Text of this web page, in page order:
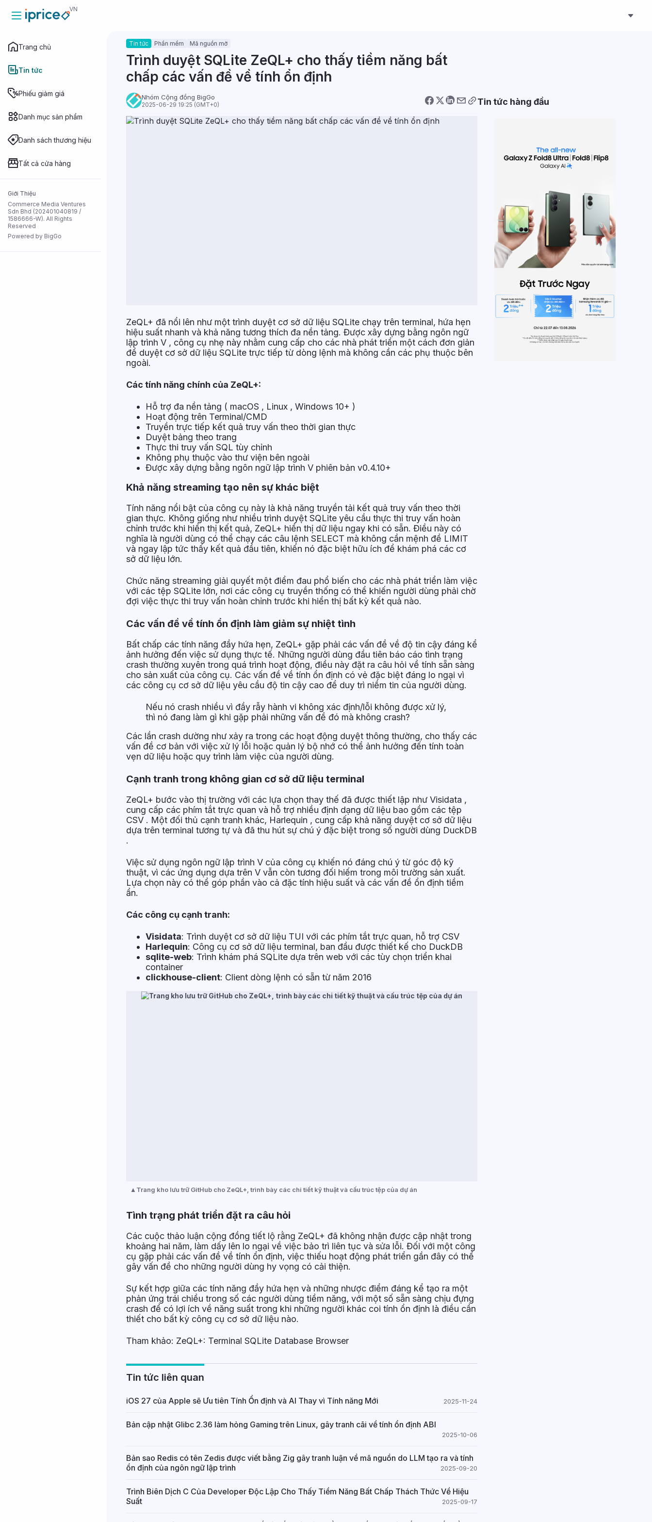
VN
Trang chủ
Tin tức
Phiếu giảm giá
Danh mục sản phẩm
Danh sách thương hiệu
Tất cả cửa hàng
Giới Thiệu
Commerce Media Ventures
Sdn Bhd (202401040819 /
1586666-W). All Rights
Reserved
Powered by BigGo
Tin tức
Phiếu giảm
phẩm
Danh sách
thương hiệu
Tất cả cửa
Tin tức Phần mềm Mã nguồn mở
Trình duyệt SQLite ZeQL+ cho thấy tiềm năng bất
chấp các vấn đề về tính ổn định
Nhóm Cộng đồng BigGo
2025-06-29 19:25 (GMT+0)
ZeQL+ đã nổi lên như một trình duyệt cơ sở dữ liệu SQLite chạy trên terminal, hứa hẹn
hiệu suất nhanh và khả năng tương thích đa nền tảng. Được xây dựng bằng ngôn ngữ
lập trình V , công cụ nhẹ này nhằm cung cấp cho các nhà phát triển một cách đơn giản
để duyệt cơ sở dữ liệu SQLite trực tiếp từ dòng lệnh mà không cần các phụ thuộc bên
ngoài.
Các tính năng chính của ZeQL+:
Hỗ trợ đa nền tảng ( macOS , Linux , Windows 10+ )
Hoạt động trên Terminal/CMD
Truyền trực tiếp kết quả truy vấn theo thời gian thực
Duyệt bảng theo trang
Thực thi truy vấn SQL tùy chỉnh
Không phụ thuộc vào thư viện bên ngoài
Được xây dựng bằng ngôn ngữ lập trình V phiên bản v0.4.10+
Khả năng streaming tạo nên sự khác biệt
Tính năng nổi bật của công cụ này là khả năng truyền tải kết quả truy vấn theo thời
gian thực. Không giống như nhiều trình duyệt SQLite yêu cầu thực thi truy vấn hoàn
chỉnh trước khi hiển thị kết quả, ZeQL+ hiển thị dữ liệu ngay khi có sẵn. Điều này có
nghĩa là người dùng có thể chạy các câu lệnh SELECT mà không cần mệnh đề LIMIT
và ngay lập tức thấy kết quả đầu tiên, khiến nó đặc biệt hữu ích để khám phá các cơ
sở dữ liệu lớn.
Chức năng streaming giải quyết một điểm đau phổ biến cho các nhà phát triển làm việc
với các tệp SQLite lớn, nơi các công cụ truyền thống có thể khiến người dùng phải chờ
đợi việc thực thi truy vấn hoàn chỉnh trước khi hiển thị bất kỳ kết quả nào.
Các vấn đề về tính ổn định làm giảm sự nhiệt tình
Bất chấp các tính năng đầy hứa hẹn, ZeQL+ gặp phải các vấn đề về độ tin cậy đáng kể
ảnh hưởng đến việc sử dụng thực tế. Những người dùng đầu tiên báo cáo tình trạng
crash thường xuyên trong quá trình hoạt động, điều này đặt ra câu hỏi về tính sẵn sàng
cho sản xuất của công cụ. Các vấn đề về tính ổn định có vẻ đặc biệt đáng lo ngại vì
các công cụ cơ sở dữ liệu yêu cầu độ tin cậy cao để duy trì niềm tin của người dùng.
Nếu nó crash nhiều vì đầy rẫy hành vi không xác định/lỗi không được xử lý,
thì nó đang làm gì khi gặp phải những vấn đề đó mà không crash?
Các lần crash dường như xảy ra trong các hoạt động duyệt thông thường, cho thấy các
vấn đề cơ bản với việc xử lý lỗi hoặc quản lý bộ nhớ có thể ảnh hưởng đến tính toàn
vẹn dữ liệu hoặc quy trình làm việc của người dùng.
Cạnh tranh trong không gian cơ sở dữ liệu terminal
ZeQL+ bước vào thị trường với các lựa chọn thay thế đã được thiết lập như Visidata ,
cung cấp các phím tắt trực quan và hỗ trợ nhiều định dạng dữ liệu bao gồm các tệp
CSV . Một đối thủ cạnh tranh khác, Harlequin , cung cấp khả năng duyệt cơ sở dữ liệu
dựa trên terminal tương tự và đã thu hút sự chú ý đặc biệt trong số người dùng DuckDB
.
Việc sử dụng ngôn ngữ lập trình V của công cụ khiến nó đáng chú ý từ góc độ kỹ
thuật, vì các ứng dụng dựa trên V vẫn còn tương đối hiếm trong môi trường sản xuất.
Lựa chọn này có thể góp phần vào cả đặc tính hiệu suất và các vấn đề ổn định tiềm
ẩn.
Các công cụ cạnh tranh:
Visidata: Trình duyệt cơ sở dữ liệu TUI với các phím tắt trực quan, hỗ trợ CSV
Harlequin: Công cụ cơ sở dữ liệu terminal, ban đầu được thiết kế cho DuckDB
sqlite-web: Trình khám phá SQLite dựa trên web với các tùy chọn triển khai
container
clickhouse-client: Client dòng lệnh có sẵn từ năm 2016
Trang kho lưu trữ GitHub cho ZeQL+, trình bày các chi tiết kỹ thuật và cấu trúc tệp của dự án
Tình trạng phát triển đặt ra câu hỏi
Các cuộc thảo luận cộng đồng tiết lộ rằng ZeQL+ đã không nhận được cập nhật trong
khoảng hai năm, làm dấy lên lo ngại về việc bảo trì liên tục và sửa lỗi. Đối với một công
cụ gặp phải các vấn đề về tính ổn định, việc thiếu hoạt động phát triển gần đây có thể
gây vấn đề cho những người dùng hy vọng có cải thiện.
Sự kết hợp giữa các tính năng đầy hứa hẹn và những nhược điểm đáng kể tạo ra một
phản ứng trái chiều trong số các người dùng tiềm năng, với một số sẵn sàng chịu đựng
crash để có lợi ích về năng suất trong khi những người khác coi tính ổn định là điều cần
thiết cho bất kỳ công cụ cơ sở dữ liệu nào.
Tham khảo: ZeQL+: Terminal SQLite Database Browser
Tin tức liên quan
iOS 27 của Apple sẽ Ưu tiên Tính Ổn định và AI Thay vì Tính năng Mới 2025-11-24
Bản cập nhật Glibc 2.36 làm hỏng Gaming trên Linux, gây tranh cãi về tính ổn định ABI
2025-10-06
Bản sao Redis có tên Zedis được viết bằng Zig gây tranh luận về mã nguồn do LLM tạo ra và tính
ổn định của ngôn ngữ lập trình
2025-09-20
Trình Biên Dịch C Của Developer Độc Lập Cho Thấy Tiềm Năng Bất Chấp Thách Thức Về Hiệu
Suất
2025-09-17
Tin tức hàng đầu